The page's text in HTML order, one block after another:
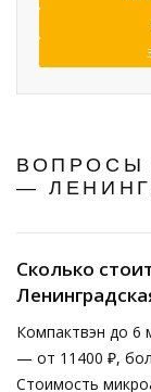
ВОПРОСЫ
—
Сколько
Компактвэн до 6
— от 11400 ₽,
Стоимость